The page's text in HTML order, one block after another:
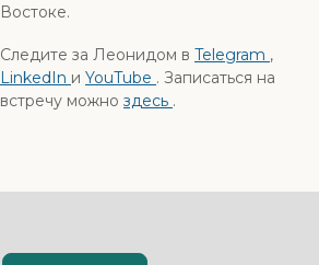
Востоке.
Следите за Леонидом в Telegram ,
LinkedIn и YouTube . Записаться на
встречу можно здесь .